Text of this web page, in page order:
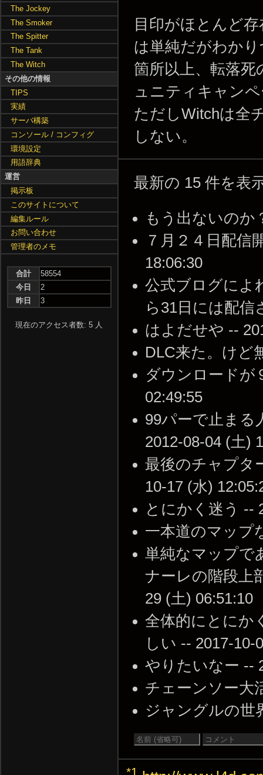
目印がほとんど
は単純だがわか
箇所以上、転落
ュニティキャン
ただしWitchは全
しない。
最新の 15 件を表
もう出ないのか
７月２４日配
18:06:30
公式ブログによ
ら31日には配信
はよだせや --
DLC来た。けど
ダウンロードが
02:49:55
99パーで止まる
2012-08-04 (土)
最後のチャプタ
10-17 (水)
とにかく迷う --
一本道のマップ
単純なマップで
ナーレの階段上
29 (土) 06:51:10
全体的にとにか
しい -- 2017-10-
やりたいなー --
チェーンソー大
ジャングルの世
*1
The Jockey
The Smoker
The Spitter
The Tank
The Witch
その他の情報
TIPS
実績
サーバ構築
コンソール / コンフィグ
環境設定
用語辞典
運営
掲示板
このサイトについて
編集ルール
お問い合わせ
管理者のメモ
合計
58554
今日
2
昨日
3
現在のアクセス者数: 5 人